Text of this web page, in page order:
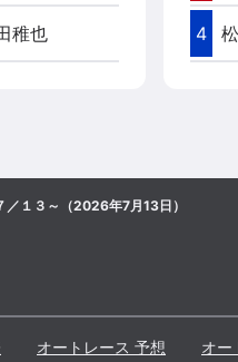
稚也 4
１３～（2026年7月13日）
オートレース 予想 オー